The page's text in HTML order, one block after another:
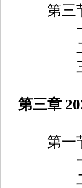
第三节
一、
二、
三、
第三章
第一节
一、
二、